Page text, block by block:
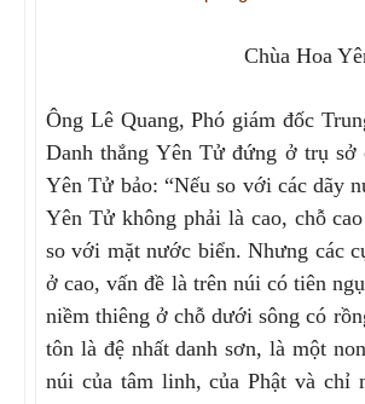
Chùa Hoa
Ông Lê Quang, Phó giám đốc
Danh thắng Yên Tử đứng ở trụ
Yên Tử bảo: “Nếu so với các dãy
Yên Tử không phải là cao, chỗ
so với mặt nước biển. Nhưng các
ở cao, vấn đề là trên núi có tiên
niềm thiêng ở chỗ dưới sông có
tôn là đệ nhất danh sơn, là một
núi của tâm linh, của Phật và chỉ